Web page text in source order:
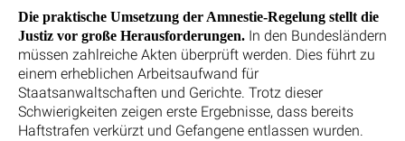
Die praktische Umsetzung der Amnestie-Regelung stellt die
Justiz vor große Herausforderungen. In den Bundesländern
müssen zahlreiche Akten überprüft werden. Dies führt zu
einem erheblichen Arbeitsaufwand für
Staatsanwaltschaften und Gerichte. Trotz dieser
Schwierigkeiten zeigen erste Ergebnisse, dass bereits
Haftstrafen verkürzt und Gefangene entlassen wurden.